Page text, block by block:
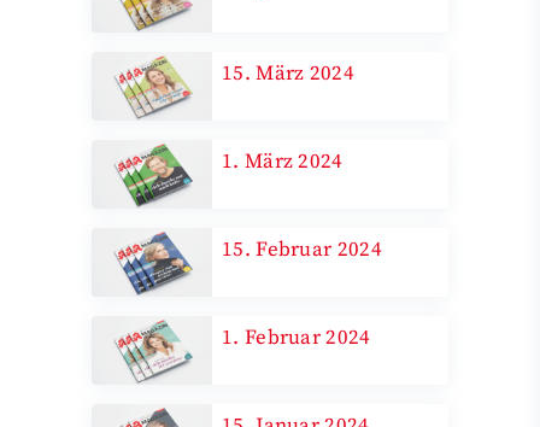
15. März 2024
1. März 2024
15. Februar 2024
1. Februar 2024